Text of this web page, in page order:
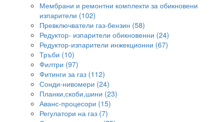
Мембрани и ремонтни комплекти за обикновени
изпарители (102)
Превключватели газ-бензин (58)
Редуктор- изпарители обикновенни (24)
Редуктор-изпарители инжекционни (67)
Тръби (10)
Филтри (97)
Фитинги за газ (112)
Сонди-нивомери (24)
Планки,скоби,шини (23)
Аванс-процесори (15)
Регулатори на газ (7)